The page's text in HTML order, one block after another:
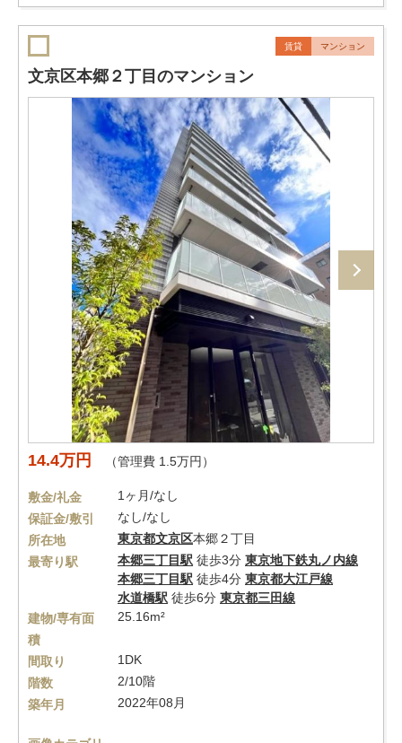
賃貸 マンション
文京区本郷２丁目のマンション
14.4万円 （管理費 1.5万円）
敷金/礼金
1ヶ月/なし
保証金/敷引
なし/なし
所在地
東京都文京区本郷２丁目
最寄り駅
本郷三丁目駅 徒歩3分 東京地下鉄丸ノ内線
本郷三丁目駅 徒歩4分 東京都大江戸線
水道橋駅 徒歩6分 東京都三田線
建物/専有面
積
25.16m²
間取り
1DK
階数
2/10階
築年月
2022年08月